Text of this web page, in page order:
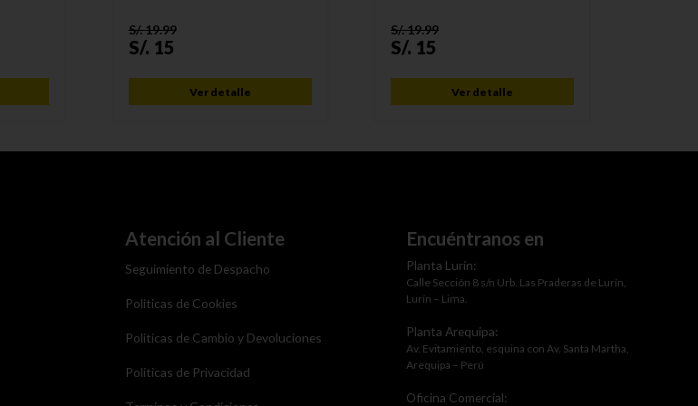
S/.19.99
S/. 15
Ver detalle
S/.19.99
S/. 15
Ver detalle
Atención al Cliente
Seguimiento de Despacho
Politicas de Cookies
Politicas de Cambio y Devoluciones
Politicas de Privacidad
Encuéntranos en
Planta Lurín:
Calle Sección 8 s/n Urb. Las Praderas de Lurín,
Lurín – Lima.
Planta Arequipa:
Av. Evitamiento, esquina con Av. Santa Martha,
Arequipa – Perú
Oficina Comercial: